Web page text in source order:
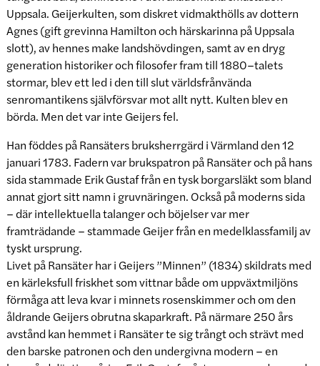
Uppsala. Geijerkulten, som diskret vidmakthölls av dottern
Agnes (gift grevinna Hamilton och härskarinna på Uppsala
slott), av hennes make landshövdingen, samt av en dryg
generation historiker och filosofer fram till 1880–talets
stormar, blev ett led i den till slut världsfrånvända
senromantikens självförsvar mot allt nytt. Kulten blev en
börda. Men det var inte Geijers fel.
Han föddes på Ransäters bruksherrgärd i Värmland den 12
januari 1783. Fadern var brukspatron på Ransäter och på hans
sida stammade Erik Gustaf från en tysk borgarsläkt som bland
annat gjort sitt namn i gruvnäringen. Också på moderns sida
– där intellektuella talanger och böjelser var mer
framträdande – stammade Geijer från en medelklassfamilj av
tyskt ursprung.
Livet på Ransäter har i Geijers ”Minnen” (1834) skildrats med
en kärleksfull friskhet som vittnar både om uppväxtmiljöns
förmåga att leva kvar i minnets rosenskimmer och om den
åldrande Geijers obrutna skaparkraft. På närmare 250 års
avstånd kan hemmet i Ransäter te sig trångt och strävt med
den barske patronen och den undergivna modern – en